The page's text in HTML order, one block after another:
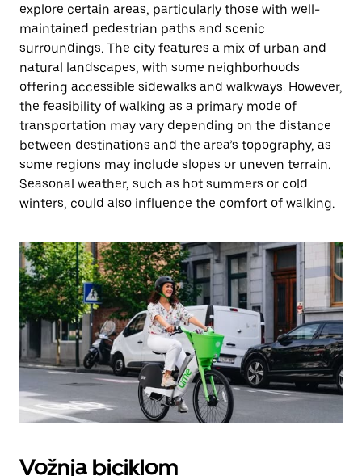
explore certain areas, particularly those with well-
maintained pedestrian paths and scenic
surroundings. The city features a mix of urban and
natural landscapes, with some neighborhoods
offering accessible sidewalks and walkways. However,
the feasibility of walking as a primary mode of
transportation may vary depending on the distance
between destinations and the area’s topography, as
some regions may include slopes or uneven terrain.
Seasonal weather, such as hot summers or cold
winters, could also influence the comfort of walking.
Vožnja biciklom